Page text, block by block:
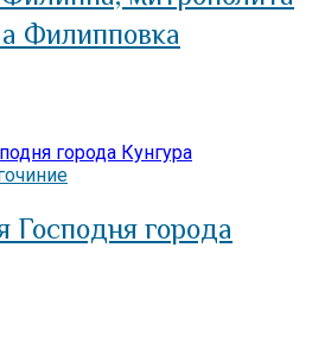
Филипповка
Господня города